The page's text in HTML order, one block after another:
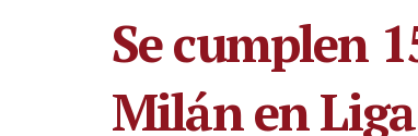
Se cumplen
Milán en